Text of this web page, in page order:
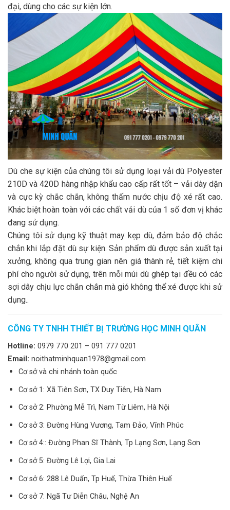
đại, dùng cho các sự kiện lớn.
Dù che sự kiện của chúng tôi sử dụng loại vải dù Polyester
210D và 420D hàng nhập khẩu cao cấp rất tốt – vải dày dặn
và cực kỳ chắc chắn, không thấm nước chịu độ xé rất cao.
Khác biệt hoàn toàn với các chất vải dù của 1 số đơn vị khác
đang sử dụng.
Chúng tôi sử dụng kỹ thuật may kẹp dù, đảm bảo độ chắc
chắn khi lắp đặt dù sự kiện. Sản phẩm dù được sản xuất tại
xưởng, không qua trung gian nên giá thành rẻ, tiết kiệm chi
phí cho người sử dụng, trên mỗi múi dù ghép tại đều có các
sợi dây chịu lực chắn chắn mà gió không thể xé được khi sử
dụng..
CÔNG TY TNHH THIẾT BỊ TRƯỜNG HỌC MINH QUÂN
Hotline: 0979 770 201 – 091 777 0201
Email: noithatminhquan1978@gmail.com
Cơ sở và chi nhánh toàn quốc
Cơ sở 1: Xã Tiên Sơn, TX Duy Tiên, Hà Nam
Cơ sở 2: Phường Mễ Trì, Nam Từ Liêm, Hà Nội
Cơ sở 3: Đường Hùng Vương, Tam Đảo, Vĩnh Phúc
Cơ sở 4:: Đường Phan Sĩ Thành, Tp Lạng Sơn, Lạng Sơn
Cơ sở 5: Đường Lê Lợi, Gia Lai
Cơ sở 6: 288 Lê Duẩn, Tp Huế, Thừa Thiên Huế
Cơ sở 7: Ngã Tư Diễn Châu, Nghệ An